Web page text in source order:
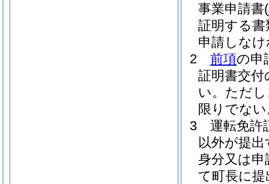
事業申請書(
証明する
申請しな
2
前項の申
証明書交
い。 ただ
限りでな
3
運転免許
以外が提
身分又は
て町長に